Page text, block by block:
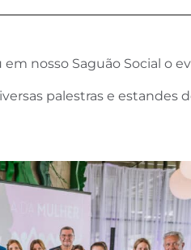
nosso Saguão Social o
palestras e estandes